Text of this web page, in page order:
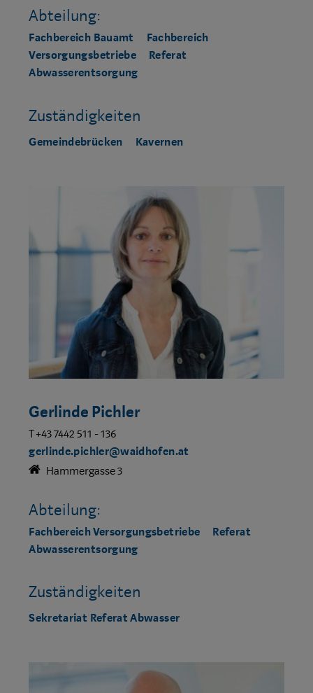
Abteilung:
Fachbereich Bauamt
Fachbereich
Versorgungsbetriebe
Referat
Abwasserentsorgung
Zuständigkeiten
Gemeindebrücken Kavernen
Gerlinde Pichler
T +43 7442 511 - 136
gerlinde.pichler@waidhofen.at
Hammergasse 3
Abteilung:
Fachbereich Versorgungsbetriebe
Referat
Abwasserentsorgung
Zuständigkeiten
Sekretariat Referat Abwasser